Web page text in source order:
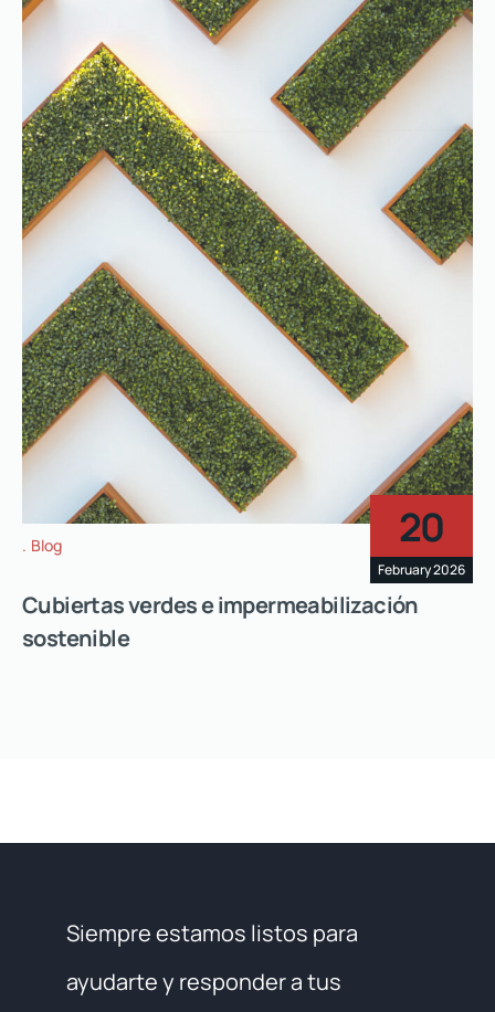
Blog 20
February 2026
Cubiertas verdes e impermeabilización
sostenible
Siempre estamos listos para
ayudarte y responder a tus